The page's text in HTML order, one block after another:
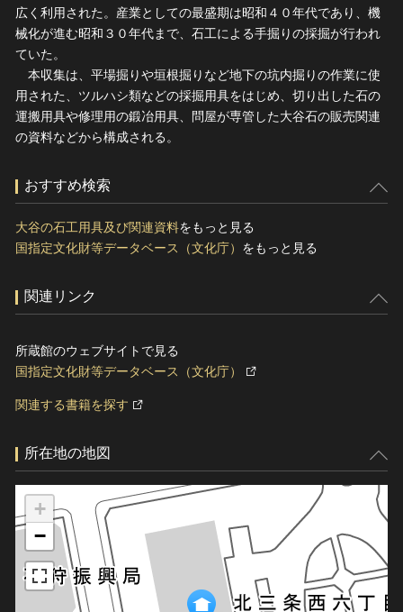
広く利用された。産業としての最盛期は昭和４０年代であり、機
械化が進む昭和３０年代まで、石工による手掘りの採掘が行われ
ていた。
本収集は、平場掘りや垣根掘りなど地下の坑内掘りの作業に使
用された、ツルハシ類などの採掘用具をはじめ、切り出した石の
運搬用具や修理用の鍛冶用具、問屋が専管した大谷石の販売関連
の資料などから構成される。
おすすめ検索
大谷の石工用具及び関連資料をもっと見る
国指定文化財等データベース（文化庁） をもっと見る
関連リンク
所蔵館のウェブサイトで見る
国指定文化財等データベース（文化庁）
関連する書籍を探す
所在地の地図
+
−